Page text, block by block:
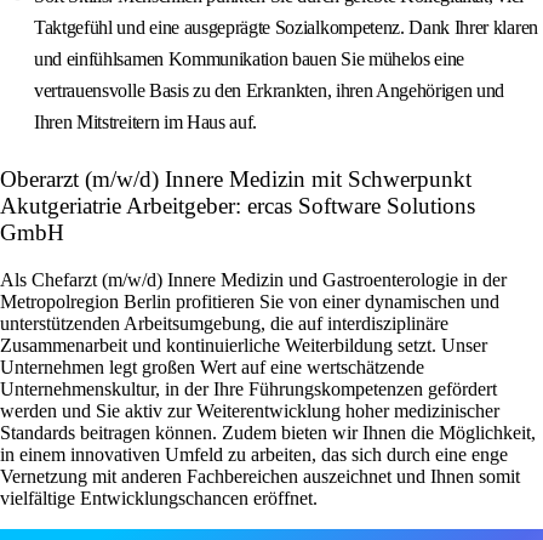
Taktgefühl und eine ausgeprägte Sozialkompetenz. Dank Ihrer klaren
und einfühlsamen Kommunikation bauen Sie mühelos eine
vertrauensvolle Basis zu den Erkrankten, ihren Angehörigen und
Ihren Mitstreitern im Haus auf.
Oberarzt (m/w/d) Innere Medizin mit Schwerpunkt
Akutgeriatrie Arbeitgeber: ercas Software Solutions
GmbH
Als Chefarzt (m/w/d) Innere Medizin und Gastroenterologie in der
Metropolregion Berlin profitieren Sie von einer dynamischen und
unterstützenden Arbeitsumgebung, die auf interdisziplinäre
Zusammenarbeit und kontinuierliche Weiterbildung setzt. Unser
Unternehmen legt großen Wert auf eine wertschätzende
Unternehmenskultur, in der Ihre Führungskompetenzen gefördert
werden und Sie aktiv zur Weiterentwicklung hoher medizinischer
Standards beitragen können. Zudem bieten wir Ihnen die Möglichkeit,
in einem innovativen Umfeld zu arbeiten, das sich durch eine enge
Vernetzung mit anderen Fachbereichen auszeichnet und Ihnen somit
vielfältige Entwicklungschancen eröffnet.